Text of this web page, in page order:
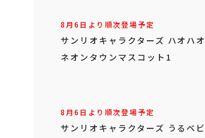
8月6日より順次登場予定
サンリオキャラクターズ ハオハオ
ネオンタウンマスコット1
8月6日より順次登場予定
サンリオキャラクターズ うるベビ